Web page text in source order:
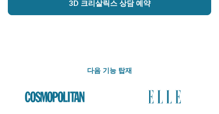
3D 크리살릭스 상담 예약
다음 기능 탑재